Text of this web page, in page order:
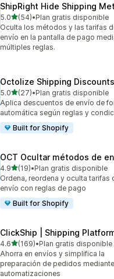
ShipRight Hide Shipping
5.0de 5 estrellas
(54)
54 reseñas en total
•Plan gratis disponible
Oculta los métodos y las tarifas
envío en la pantalla de pago
múltiples reglas.
Octolize Shipping Discounts
5.0de 5 estrellas
(27)
27 reseñas en total
•Plan gratis disponible
Aplica descuentos de envío de
automática según reglas y
Built for Shopify
OCT Ocultar métodos de
4.9de 5 estrellas
(19)
19 reseñas en total
•Plan gratis disponible
Ordena, reordena y oculta tarifas
envío con reglas de pago
Built for Shopify
ClickShip | Shipping
4.6de 5 estrellas
(169)
169 reseñas en total
•Plan gratis disponible
Ahorra en envíos y simplifica la
preparación de pedidos mediante
automatizaciones